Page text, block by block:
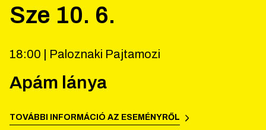
Sze 10. 6.
18:00 | Paloznaki Pajtamozi
Apám lánya
TOVÁBBI INFORMÁCIÓ AZ ESEMÉNYRŐL